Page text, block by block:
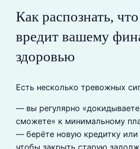
Как распознать,
вредит вашему
здоровью
Есть несколько тревожных
— вы регулярно
сможете» к минимальному
— берёте новую кредитку или